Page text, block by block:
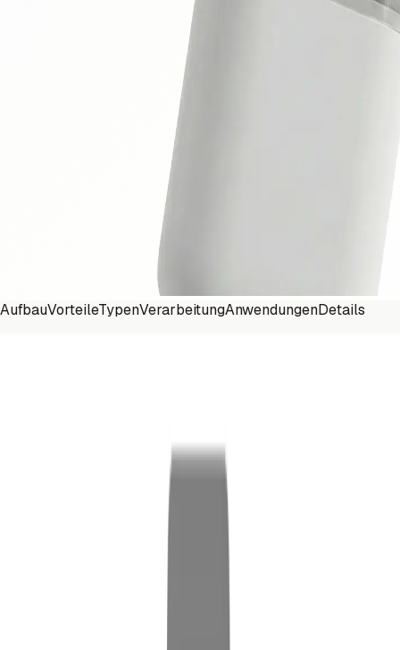
AufbauVorteileTypenVerarbeitungAnwendungenDetails
Polyamide sind künstlich hergestellte Polymere, die aus sich
wiederholenden Einheiten von Amino- (–NH–) und
Carbonylgruppen (–CO–) aufgebaut und den Thermoplasten
zuzuordnen sind. Diese Struktur verleiht ihnen einzigartige